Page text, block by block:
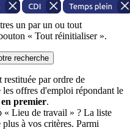
un par un ou tout
« Tout réinitialiser ».
recherche
par ordre de
offres d'emploi répondant le
premier.
« Lieu de travail » ? La liste
à vos critères. Parmi